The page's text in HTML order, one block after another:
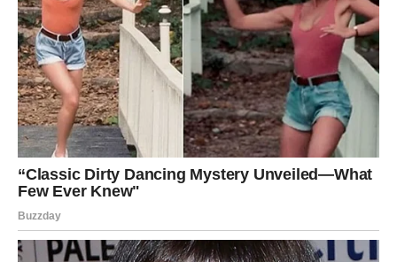
okrenuti farmerkenaopako
koristitihladnu vodu
odabratiblagi program pranja
Izbjegavajte sušilicu
Najbolji način sušenja farmerki jeprirodno sušenje na zraku.
Možete ih: